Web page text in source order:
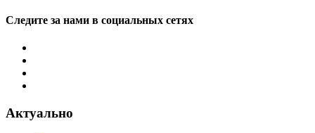
Следите за нами в социальных сетях
Актуально